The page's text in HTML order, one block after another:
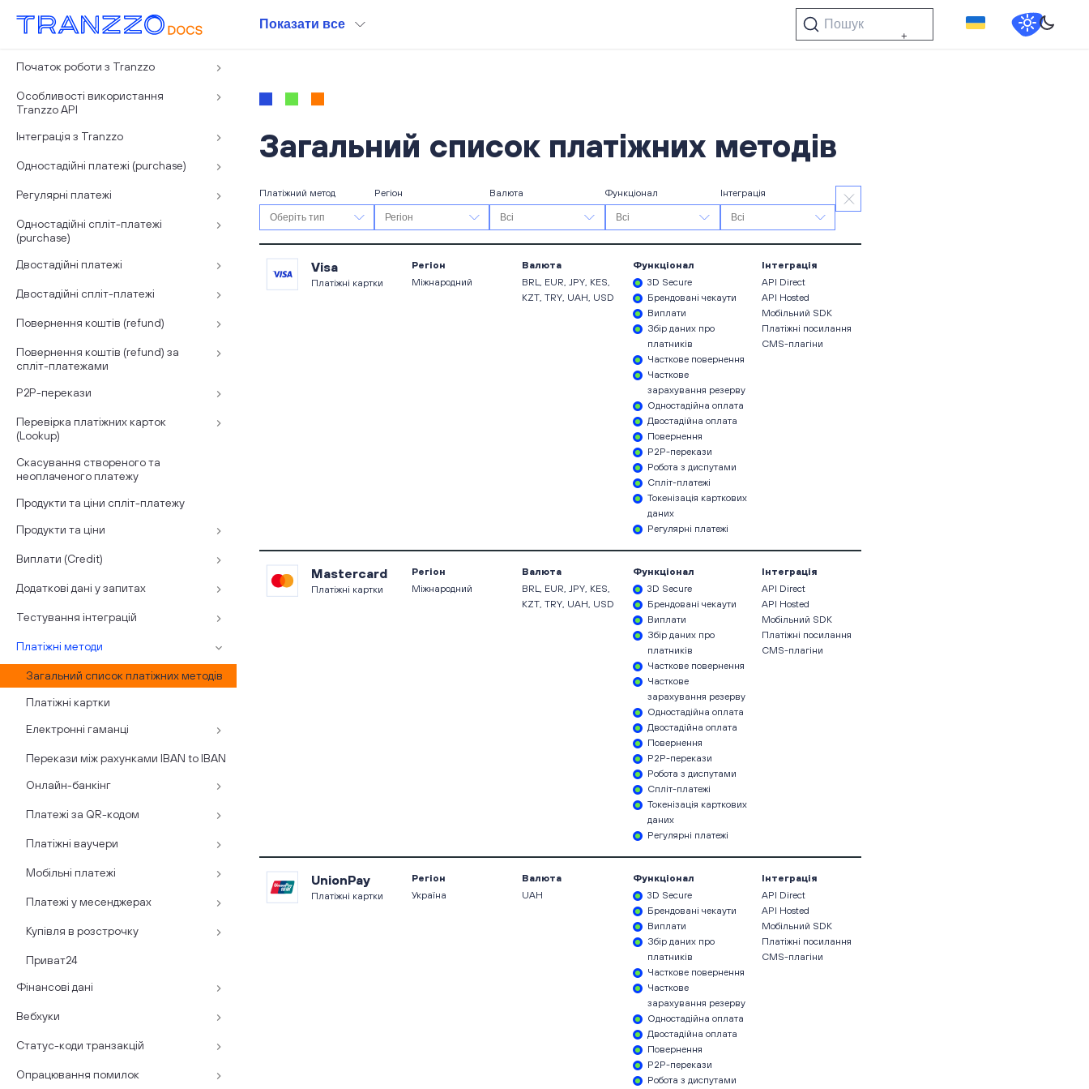
Показати все Пошук
Початок роботи з Tranzzo
Особливості використання
Tranzzo API
Інтеграція з Tranzzo
Одностадійні платежі (purchase)
Регулярні платежі
Одностадійні спліт-платежі
(purchase)
Двостадійні платежі
Двостадійні спліт-платежі
Повернення коштів (refund)
Повернення коштів (refund) за
спліт-платежами
P2P-перекази
Перевірка платіжних карток
(Lookup)
Скасування створеного та
неоплаченого платежу
Продукти та ціни спліт-платежу
Продукти та ціни
Виплати (Credit)
Додаткові дані у запитах
Тестування інтеграцій
Платіжні методи
Загальний список платіжних методів
Платіжні картки
Електронні гаманці
Перекази між рахунками IBAN to IBAN
Онлайн-банкінг
Платежі за QR-кодом
Платіжні ваучери
Мобільні платежі
Платежі у месенджерах
Купівля в розстрочку
Приват24
Фінансові дані
Вебхуки
Статус-коди транзакцій
Опрацювання помилок
Загальний список платіжних методів
Платіжний метод Регіон Валюта Функціонал Інтеграція
Visa
Платіжні картки
Регіон
Міжнародний
Валюта
BRL, EUR, JPY, KES,
KZT, TRY, UAH, USD
Функціонал
3D Secure
Брендовані чекаути
Виплати
Збір даних про
платників
Часткове повернення
Часткове
зарахування резерву
Одностадійна оплата
Двостадійна оплата
Повернення
P2P-перекази
Робота з диспутами
Спліт-платежі
Токенізація карткових
даних
Регулярні платежі
Інтеграція
API Direct
API Hosted
Мобільний SDK
Платіжні посилання
CMS-плагіни
Mastercard
Платіжні картки
Регіон
Міжнародний
Валюта
BRL, EUR, JPY, KES,
KZT, TRY, UAH, USD
Функціонал
3D Secure
Брендовані чекаути
Виплати
Збір даних про
платників
Часткове повернення
Часткове
зарахування резерву
Одностадійна оплата
Двостадійна оплата
Повернення
P2P-перекази
Робота з диспутами
Спліт-платежі
Токенізація карткових
даних
Регулярні платежі
Інтеграція
API Direct
API Hosted
Мобільний SDK
Платіжні посилання
CMS-плагіни
UnionPay
Платіжні картки
Регіон
Україна
Валюта
UAH
Функціонал
3D Secure
Брендовані чекаути
Виплати
Збір даних про
платників
Часткове повернення
Часткове
зарахування резерву
Одностадійна оплата
Двостадійна оплата
Повернення
P2P-перекази
Робота з диспутами
Інтеграція
API Direct
API Hosted
Мобільний SDK
Платіжні посилання
CMS-плагіни